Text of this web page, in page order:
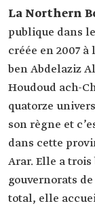
La Northern
publique dans
créée en 2007
ben Abdelaziz
Houdoud ach-
quatorze
son règne et
dans cette
Arar. Elle a
gouvernorats
total, elle